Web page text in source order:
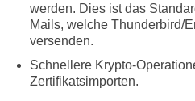
werden. Dies ist das
Mails, welche Thunderbird/
versenden.
Schnellere Krypto-
Zertifikatsimporten.